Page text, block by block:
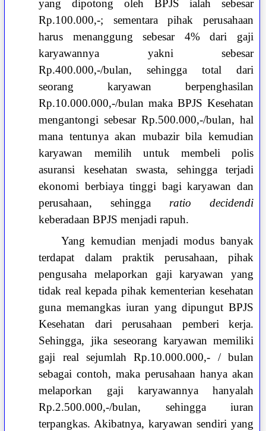
yang dipotong oleh BPJS ialah sebesar
Rp.100.000,-; sementara pihak perusahaan
harus menanggung sebesar 4% dari gaji
karyawannya yakni sebesar
Rp.400.000,-/bulan, sehingga total dari
seorang karyawan berpenghasilan
Rp.10.000.000,-/bulan maka BPJS Kesehatan
mengantongi sebesar Rp.500.000,-/bulan, hal
mana tentunya akan mubazir bila kemudian
karyawan memilih untuk membeli polis
asuransi kesehatan swasta, sehingga terjadi
ekonomi berbiaya tinggi bagi karyawan dan
perusahaan, sehingga ratio decidendi
keberadaan BPJS menjadi rapuh.
Yang kemudian menjadi modus banyak
terdapat dalam praktik perusahaan, pihak
pengusaha melaporkan gaji karyawan yang
tidak real kepada pihak kementerian kesehatan
guna memangkas iuran yang dipungut BPJS
Kesehatan dari perusahaan pemberi kerja.
Sehingga, jika seseorang karyawan memiliki
gaji real sejumlah Rp.10.000.000,- / bulan
sebagai contoh, maka perusahaan hanya akan
melaporkan gaji karyawannya hanyalah
Rp.2.500.000,-/bulan, sehingga iuran
terpangkas. Akibatnya, karyawan sendiri yang